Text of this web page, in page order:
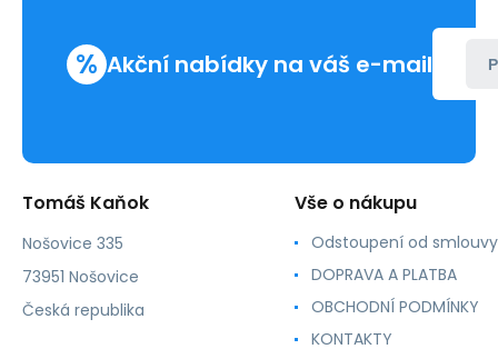
% Akční nabídky na váš e-mail
Tomáš Kaňok
Nošovice 335
73951 Nošovice
Česká republika
Vše o nákupu
Odstoupení od smlouvy
DOPRAVA A PLATBA
OBCHODNÍ PODMÍNKY
KONTAKTY